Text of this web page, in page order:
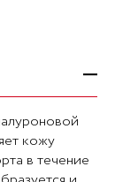
кожу
в течение